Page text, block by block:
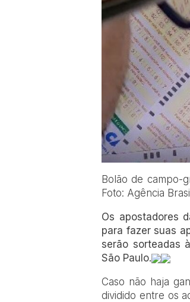
Bolão de campo-
Foto: Agência
Os apostadores
para fazer suas
serão sorteadas
São Paulo.
Caso não haja
dividido entre os